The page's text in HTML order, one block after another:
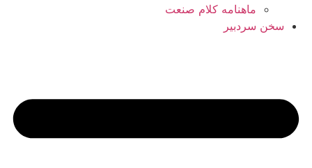
ماهنامه کلام صنعت
سخن سردبیر